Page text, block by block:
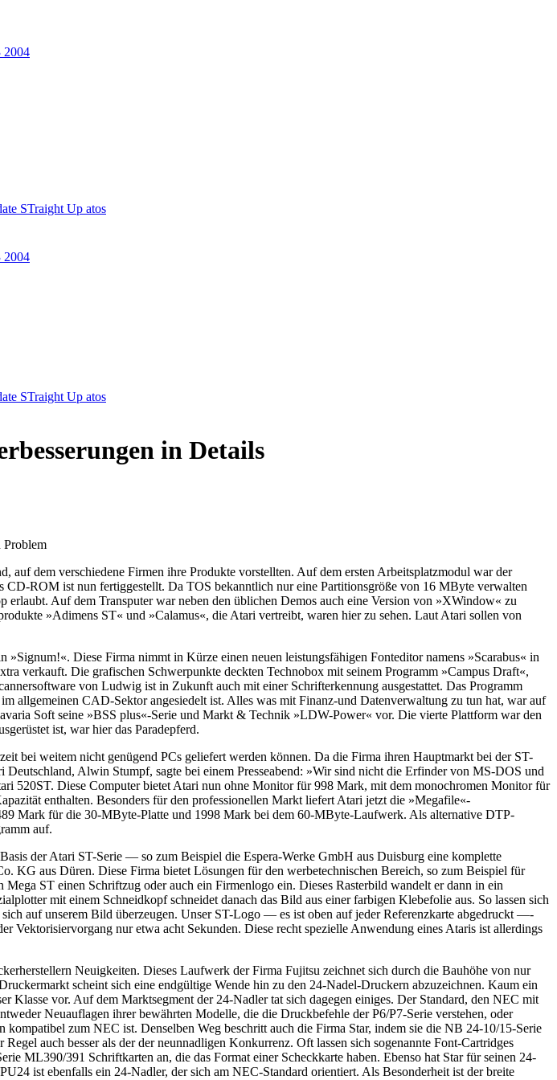
2004
STraight Up atos
2004
STraight Up atos
in Details
Problem
auf dem verschiedene Firmen ihre Produkte vorstellten. Auf dem ersten Arbeitsplatzmodul war der
ROM ist nun fertiggestellt. Da TOS bekanntlich nur eine Partitionsgröße von 16 MByte verwalten
Auf dem Transputer war neben den üblichen Demos auch eine Version von »XWindow« zu
»Adimens ST« und »Calamus«, die Atari vertreibt, waren hier zu sehen. Laut Atari sollen von
Diese Firma nimmt in Kürze einen neuen leistungsfähigen Fonteditor namens »Scarabus« in
verkauft. Die grafischen Schwerpunkte deckten Technobox mit seinem Programm »Campus Draft«,
von Ludwig ist in Zukunft auch mit einer Schrifterkennung ausgestattet. Das Programm
allgemeinen CAD-Sektor angesiedelt ist. Alles was mit Finanz-und Datenverwaltung zu tun hat, war auf
Soft seine »BSS plus«-Serie und Markt & Technik »LDW-Power« vor. Die vierte Plattform war den
ist, war hier das Paradepferd.
bei weitem nicht genügend PCs geliefert werden können. Da die Firma ihren Hauptmarkt bei der ST-
Alwin Stumpf, sagte bei einem Presseabend: »Wir sind nicht die Erfinder von MS-DOS und
520ST. Diese Computer bietet Atari nun ohne Monitor für 998 Mark, mit dem monochromen Monitor für
enthalten. Besonders für den professionellen Markt liefert Atari jetzt die »Megafile«-
Mark für die 30-MByte-Platte und 1998 Mark bei dem 60-MByte-Laufwerk. Als alternative DTP-
auf.
der Atari ST-Serie — so zum Beispiel die Espera-Werke GmbH aus Duisburg eine komplette
KG aus Düren. Diese Firma bietet Lösungen für den werbetechnischen Bereich, so zum Beispiel für
ST einen Schriftzug oder auch ein Firmenlogo ein. Dieses Rasterbild wandelt er dann in ein
mit einem Schneidkopf schneidet danach das Bild aus einer farbigen Klebefolie aus. So lassen sich
auf unserem Bild überzeugen. Unser ST-Logo — es ist oben auf jeder Referenzkarte abgedruckt —-
Vektorisiervorgang nur etwa acht Sekunden. Diese recht spezielle Anwendung eines Ataris ist allerdings
Neuigkeiten. Dieses Laufwerk der Firma Fujitsu zeichnet sich durch die Bauhöhe von nur
scheint sich eine endgültige Wende hin zu den 24-Nadel-Druckern abzuzeichnen. Kaum ein
vor. Auf dem Marktsegment der 24-Nadler tat sich dagegen einiges. Der Standard, den NEC mit
Neuauflagen ihrer bewährten Modelle, die die Druckbefehle der P6/P7-Serie verstehen, oder
zum NEC ist. Denselben Weg beschritt auch die Firma Star, indem sie die NB 24-10/15-Serie
auch besser als der der neunnadligen Konkurrenz. Oft lassen sich sogenannte Font-Cartridges
ML390/391 Schriftkarten an, die das Format einer Scheckkarte haben. Ebenso hat Star für seinen 24-
ist ebenfalls ein 24-Nadler, der sich am NEC-Standard orientiert. Als Besonderheit ist der breite